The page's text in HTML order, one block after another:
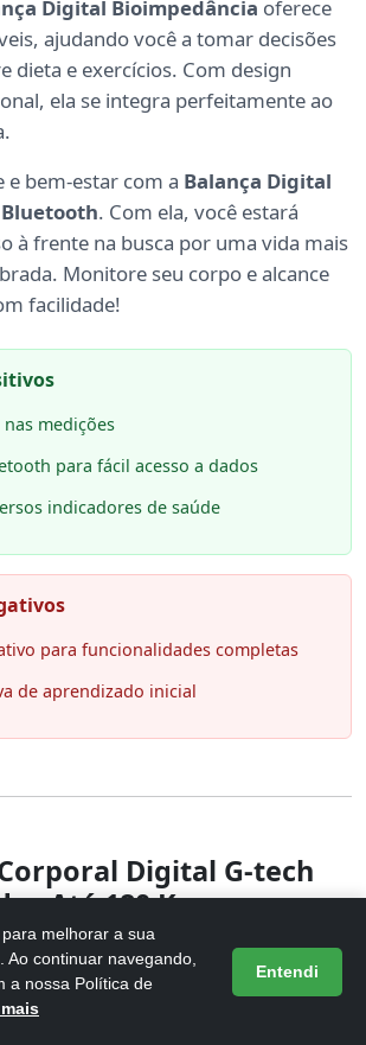
Digital Bioimpedância oferece
ajudando você a tomar decisões
dieta e exercícios. Com design
ela se integra perfeitamente ao
e bem-estar com a Balança Digital
. Com ela, você estará
à frente na busca por uma vida mais
Monitore seu corpo e alcance
facilidade!
medições
para fácil acesso a dados
indicadores de saúde
para funcionalidades completas
de aprendizado inicial
Digital G-tech
Até 180 Kg…
melhorar a sua
Ao continuar navegando,
a nossa Política de
Entendi